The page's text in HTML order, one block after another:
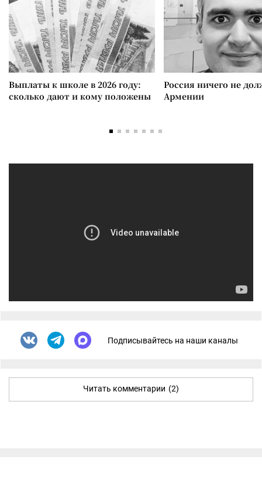
Выплаты к школе в 2026 году:
сколько дают и кому положены
Россия ничего не
Армении
Подписывайтесь на наши каналы
Читать комментарии (2)